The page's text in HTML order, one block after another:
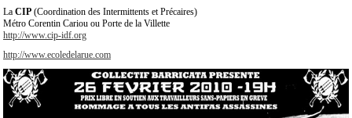
À
propos
La CIP (Coordination des Intermittents et Précaires)
Métro Corentin Cariou ou Porte de la Villette
http://www.cip-idf.org
http://www.ecoledelarue.com